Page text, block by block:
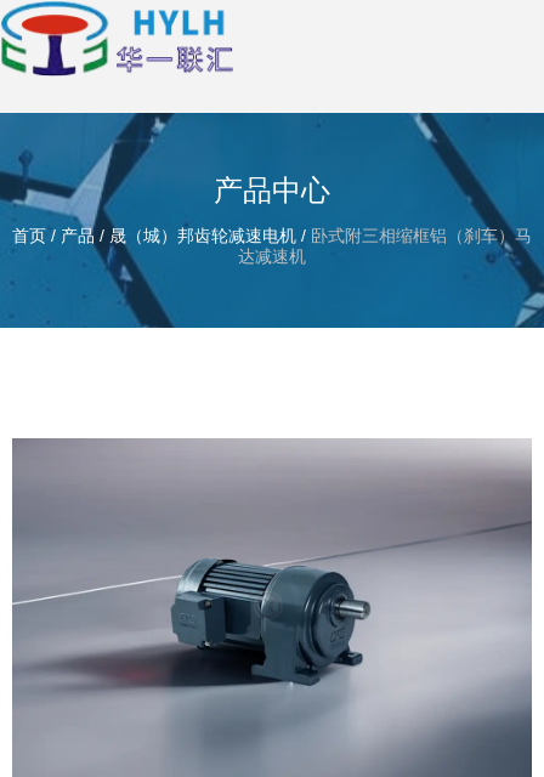
产品中心
首页 / 产品 / 晟（城）邦齿轮减速电机 / 卧式附三相缩框铝（刹车）马
达减速机